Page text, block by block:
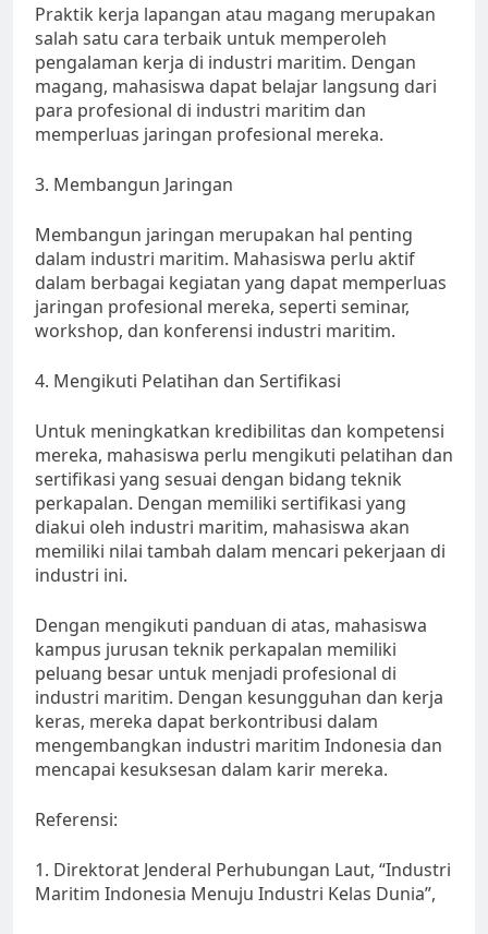
Praktik kerja lapangan atau magang merupakan
salah satu cara terbaik untuk memperoleh
pengalaman kerja di industri maritim. Dengan
magang, mahasiswa dapat belajar langsung dari
para profesional di industri maritim dan
memperluas jaringan profesional mereka.
3. Membangun Jaringan
Membangun jaringan merupakan hal penting
dalam industri maritim. Mahasiswa perlu aktif
dalam berbagai kegiatan yang dapat memperluas
jaringan profesional mereka, seperti seminar,
workshop, dan konferensi industri maritim.
4. Mengikuti Pelatihan dan Sertifikasi
Untuk meningkatkan kredibilitas dan kompetensi
mereka, mahasiswa perlu mengikuti pelatihan dan
sertifikasi yang sesuai dengan bidang teknik
perkapalan. Dengan memiliki sertifikasi yang
diakui oleh industri maritim, mahasiswa akan
memiliki nilai tambah dalam mencari pekerjaan di
industri ini.
Dengan mengikuti panduan di atas, mahasiswa
kampus jurusan teknik perkapalan memiliki
peluang besar untuk menjadi profesional di
industri maritim. Dengan kesungguhan dan kerja
keras, mereka dapat berkontribusi dalam
mengembangkan industri maritim Indonesia dan
mencapai kesuksesan dalam karir mereka.
Referensi:
1. Direktorat Jenderal Perhubungan Laut, “Industri
Maritim Indonesia Menuju Industri Kelas Dunia”,